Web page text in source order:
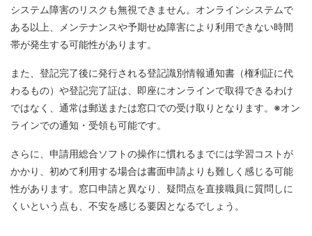
システム障害のリスクも無視できません。オンラインシステムで
ある以上、メンテナンスや予期せぬ障害により利用できない時間
帯が発生する可能性があります。
また、登記完了後に発行される登記識別情報通知書（権利証に代
わるもの）や登記完了証は、即座にオンラインで取得できるわけ
ではなく、通常は郵送または窓口での受け取りとなります。※オン
ラインでの通知・受領も可能です。
さらに、申請用総合ソフトの操作に慣れるまでには学習コストが
かかり、初めて利用する場合は書面申請よりも難しく感じる可能
性があります。窓口申請と異なり、疑問点を直接職員に質問しに
くいという点も、不安を感じる要因となるでしょう。